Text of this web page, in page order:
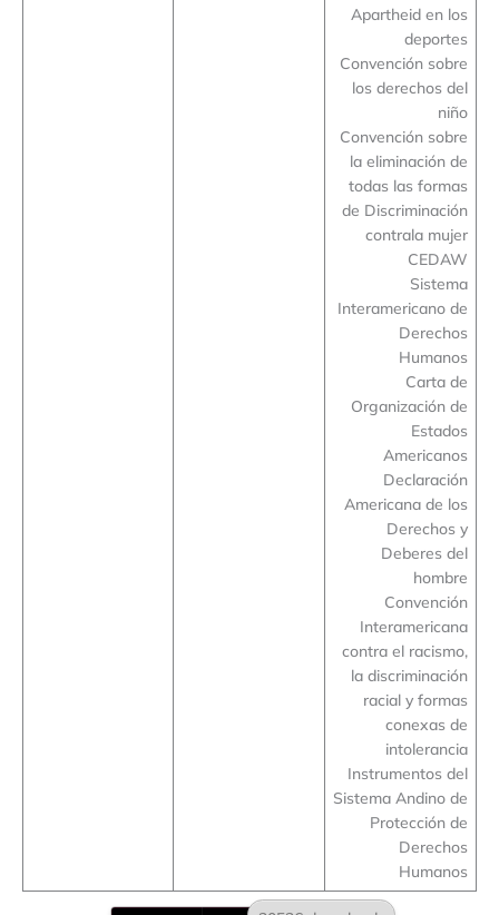
Apartheid en los
deportes
Convención sobre
los derechos del
niño
Convención sobre
la eliminación de
todas las formas
de Discriminación
contrala mujer
CEDAW
Sistema
Interamericano de
Derechos
Humanos
Carta de
Organización de
Estados
Americanos
Declaración
Americana de los
Derechos y
Deberes del
hombre
Convención
Interamericana
contra el racismo,
la discriminación
racial y formas
conexas de
intolerancia
Instrumentos del
Sistema Andino de
Protección de
Derechos
Humanos